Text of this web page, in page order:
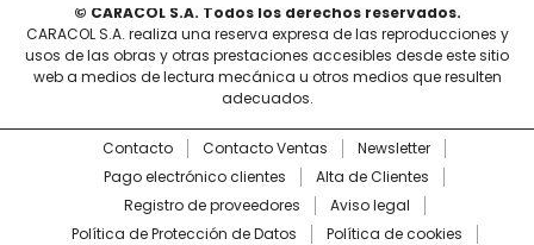
© CARACOL S.A. Todos los derechos reservados.
CARACOL S.A. realiza una reserva expresa de las reproducciones y
usos de las obras y otras prestaciones accesibles desde este sitio
web a medios de lectura mecánica u otros medios que resulten
adecuados.
Contacto Contacto Ventas
Newsletter
Pago electrónico clientes
Alta de Clientes
Registro de proveedores
Aviso legal
Política de Protección de Datos
Política de cookies